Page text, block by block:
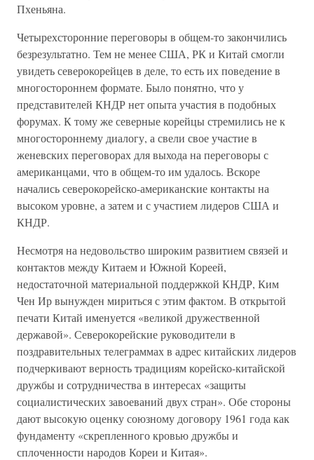
Пхеньяна.
Четырехсторонние переговоры в общем-то закончились
безрезультатно. Тем не менее США, РК и Китай смогли
увидеть северокорейцев в деле, то есть их поведение в
многостороннем формате. Было понятно, что у
представителей КНДР нет опыта участия в подобных
форумах. К тому же северные корейцы стремились не к
многостороннему диалогу, а свели свое участие в
женевских переговорах для выхода на переговоры с
американцами, что в общем-то им удалось. Вскоре
начались северокорейско-американские контакты на
высоком уровне, а затем и с участием лидеров США и
КНДР.
Несмотря на недовольство широким развитием связей и
контактов между Китаем и Южной Кореей,
недостаточной материальной поддержкой КНДР, Ким
Чен Ир вынужден мириться с этим фактом. В открытой
печати Китай именуется «великой дружественной
державой». Северокорейские руководители в
поздравительных телеграммах в адрес китайских лидеров
подчеркивают верность традициям корейско-китайской
дружбы и сотрудничества в интересах «защиты
социалистических завоеваний двух стран». Обе стороны
дают высокую оценку союзному договору 1961 года как
фундаменту «скрепленного кровью дружбы и
сплоченности народов Кореи и Китая».